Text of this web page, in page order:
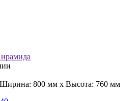
800 мм x Высота: 760 мм